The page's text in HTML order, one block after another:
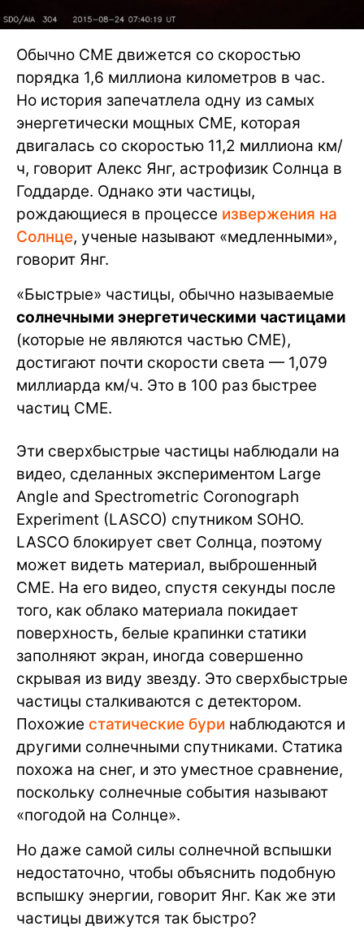
Обычно CME движется со скоростью
порядка 1,6 миллиона километров в час.
Но история запечатлела одну из самых
энергетически мощных CME, которая
двигалась со скоростью 11,2 миллиона км/
ч, говорит Алекс Янг, астрофизик Солнца в
Годдарде. Однако эти частицы,
рождающиеся в процессе извержения на
Солнце, ученые называют «медленными»,
говорит Янг.
«Быстрые» частицы, обычно называемые
солнечными энергетическими частицами
(которые не являются частью CME),
достигают почти скорости света — 1,079
миллиарда км/ч. Это в 100 раз быстрее
частиц CME.
Эти сверхбыстрые частицы наблюдали на
видео, сделанных экспериментом Large
Angle and Spectrometric Coronograph
Experiment (LASCO) спутником SOHO.
LASCO блокирует свет Солнца, поэтому
может видеть материал, выброшенный
CME. На его видео, спустя секунды после
того, как облако материала покидает
поверхность, белые крапинки статики
заполняют экран, иногда совершенно
скрывая из виду звезду. Это сверхбыстрые
частицы сталкиваются с детектором.
Похожие статические бури наблюдаются и
другими солнечными спутниками. Статика
похожа на снег, и это уместное сравнение,
поскольку солнечные события называют
«погодой на Солнце».
Но даже самой силы солнечной вспышки
недостаточно, чтобы объяснить подобную
вспышку энергии, говорит Янг. Как же эти
частицы движутся так быстро?